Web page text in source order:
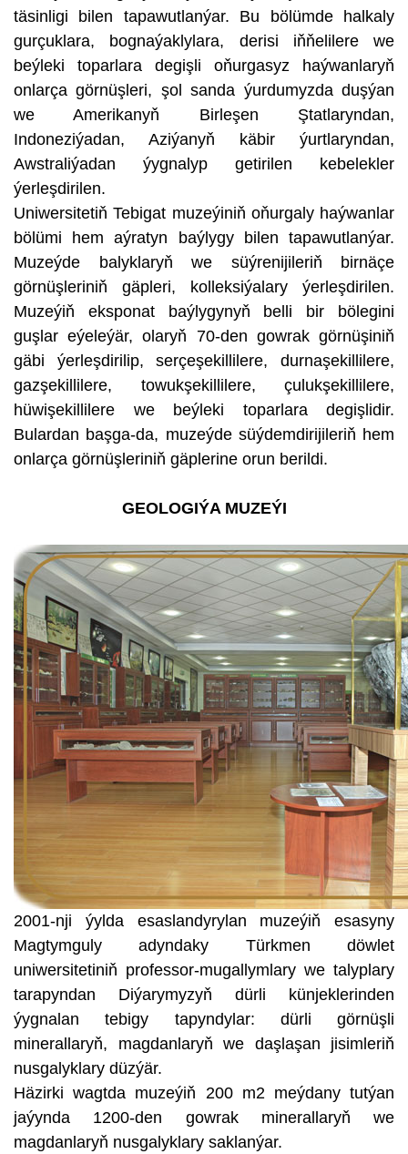
täsinligi bilen tapawutlanýar. Bu bölümde halkaly
gurçuklara, bognaýaklylara, derisi iňňelilere we
beýleki toparlara degişli oňurgasyz haýwanlaryň
onlarça görnüşleri, şol sanda ýurdumyzda duşýan
we Amerikanyň Birleşen Ştatlaryndan,
Indoneziýadan, Aziýanyň käbir ýurtlaryndan,
Awstraliýadan ýygnalyp getirilen kebelekler
ýerleşdirilen.
Uniwersitetiň Tebigat muzeýiniň oňurgaly haýwanlar
bölümi hem aýratyn baýlygy bilen tapawutlanýar.
Muzeýde balyklaryň we süýrenijileriň birnäçe
görnüşleriniň gäpleri, kolleksiýalary ýerleşdirilen.
Muzeýiň eksponat baýlygynyň belli bir bölegini
guşlar eýeleýär, olaryň 70-den gowrak görnüşiniň
gäbi ýerleşdirilip, serçeşekillilere, durnaşekillilere,
gazşekillilere, towukşekillilere, çulukşekillilere,
hüwişekillilere we beýleki toparlara degişlidir.
Bulardan başga-da, muzeýde süýdemdirijileriň hem
onlarça görnüşleriniň gäplerine orun berildi.
GEOLOGIÝA MUZEÝI
2001-nji ýylda esaslandyrylan muzeýiň esasyny
Magtymguly adyndaky Türkmen döwlet
uniwersitetiniň professor-mugallymlary we talyplary
tarapyndan Diýarymyzyň dürli künjeklerinden
ýygnalan tebigy tapyndylar: dürli görnüşli
minerallaryň, magdanlaryň we daşlaşan jisimleriň
nusgalyklary düzýär.
Häzirki wagtda muzeýiň 200 m2 meýdany tutýan
jaýynda 1200-den gowrak minerallaryň we
magdanlaryň nusgalyklary saklanýar.